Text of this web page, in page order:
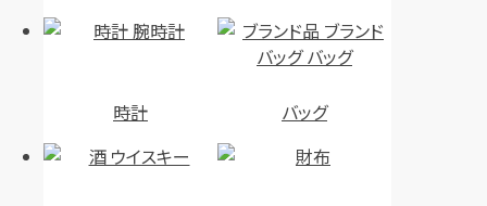
時計 バッグ